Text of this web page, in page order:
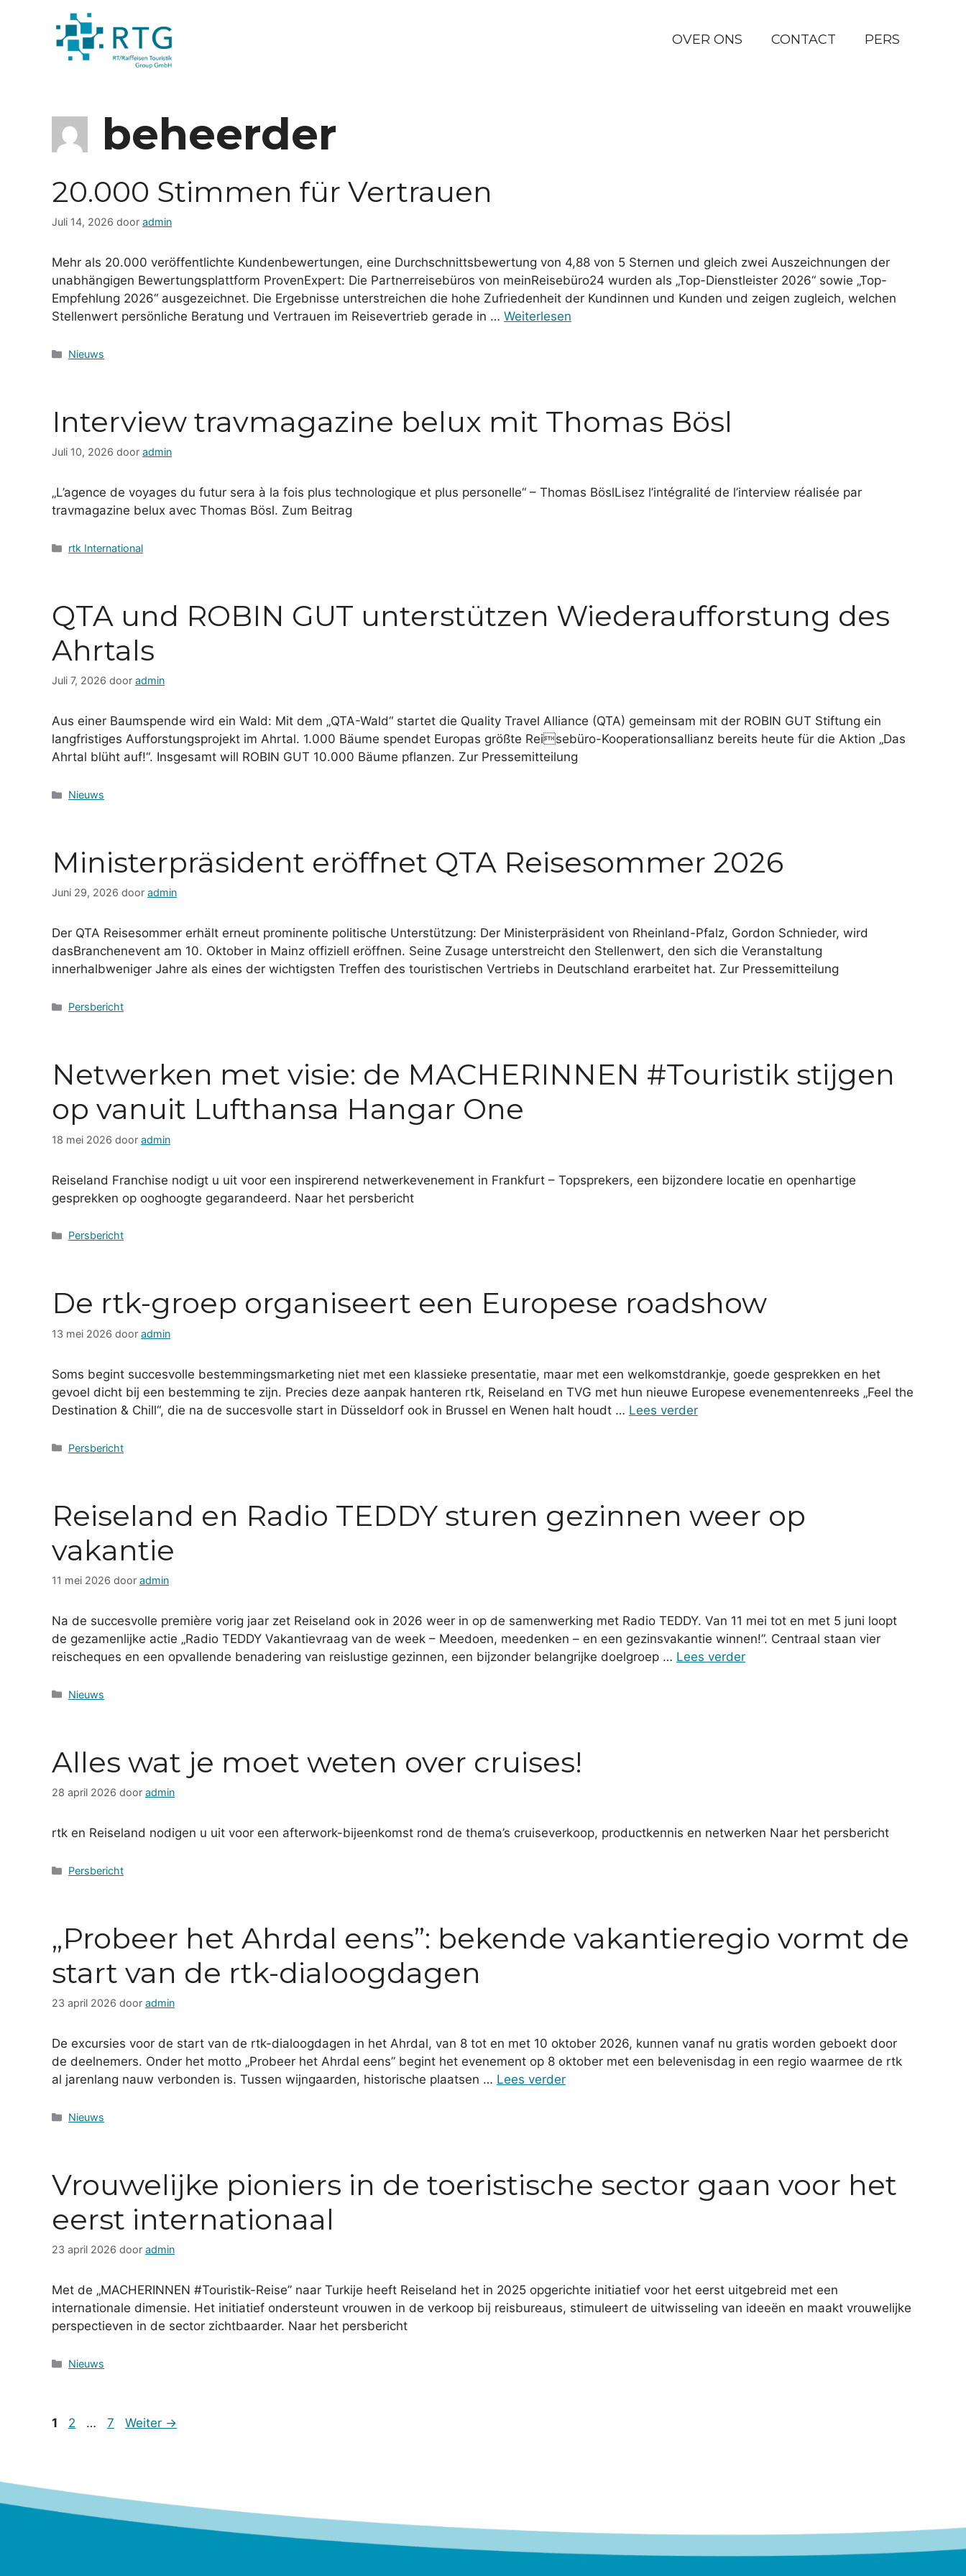
OVER ONS CONTACT PERS
beheerder
20.000 Stimmen für Vertrauen
Juli 14, 2026 door admin
Mehr als 20.000 veröffentlichte Kundenbewertungen, eine Durchschnittsbewertung von 4,88 von 5 Sternen und gleich zwei Auszeichnungen der
unabhängigen Bewertungsplattform ProvenExpert: Die Partnerreisebüros von meinReisebüro24 wurden als „Top-Dienstleister 2026“ sowie „Top-
Empfehlung 2026“ ausgezeichnet. Die Ergebnisse unterstreichen die hohe Zufriedenheit der Kundinnen und Kunden und zeigen zugleich, welchen
Stellenwert persönliche Beratung und Vertrauen im Reisevertrieb gerade in … Weiterlesen
Categorieën
Nieuws
Interview travmagazine belux mit Thomas Bösl
Juli 10, 2026 door admin
„L’agence de voyages du futur sera à la fois plus technologique et plus personelle“ – Thomas BöslLisez l’intégralité de l’interview réalisée par
travmagazine belux avec Thomas Bösl. Zum Beitrag
Categorieën
rtk International
QTA und ROBIN GUT unterstützen Wiederaufforstung des
Ahrtals
Juli 7, 2026 door admin
Aus einer Baumspende wird ein Wald: Mit dem „QTA-Wald“ startet die Quality Travel Alliance (QTA) gemeinsam mit der ROBIN GUT Stiftung ein
langfristiges Aufforstungsprojekt im Ahrtal. 1.000 Bäume spendet Europas größte Reisebüro-Kooperationsallianz bereits heute für die Aktion „Das
Ahrtal blüht auf!“. Insgesamt will ROBIN GUT 10.000 Bäume pflanzen. Zur Pressemitteilung
Categorieën
Nieuws
Ministerpräsident eröffnet QTA Reisesommer 2026
Juni 29, 2026 door admin
Der QTA Reisesommer erhält erneut prominente politische Unterstützung: Der Ministerpräsident von Rheinland-Pfalz, Gordon Schnieder, wird
dasBranchenevent am 10. Oktober in Mainz offiziell eröffnen. Seine Zusage unterstreicht den Stellenwert, den sich die Veranstaltung
innerhalbweniger Jahre als eines der wichtigsten Treffen des touristischen Vertriebs in Deutschland erarbeitet hat. Zur Pressemitteilung
Categorieën
Persbericht
Netwerken met visie: de MACHERINNEN #Touristik stijgen
op vanuit Lufthansa Hangar One
18 mei 2026 door admin
Reiseland Franchise nodigt u uit voor een inspirerend netwerkevenement in Frankfurt – Topsprekers, een bijzondere locatie en openhartige
gesprekken op ooghoogte gegarandeerd. Naar het persbericht
Categorieën
Persbericht
De rtk-groep organiseert een Europese roadshow
13 mei 2026 door admin
Soms begint succesvolle bestemmingsmarketing niet met een klassieke presentatie, maar met een welkomstdrankje, goede gesprekken en het
gevoel dicht bij een bestemming te zijn. Precies deze aanpak hanteren rtk, Reiseland en TVG met hun nieuwe Europese evenementenreeks „Feel the
Destination & Chill“, die na de succesvolle start in Düsseldorf ook in Brussel en Wenen halt houdt … Lees verder
Categorieën
Persbericht
Reiseland en Radio TEDDY sturen gezinnen weer op
vakantie
11 mei 2026 door admin
Na de succesvolle première vorig jaar zet Reiseland ook in 2026 weer in op de samenwerking met Radio TEDDY. Van 11 mei tot en met 5 juni loopt
de gezamenlijke actie „Radio TEDDY Vakantievraag van de week – Meedoen, meedenken – en een gezinsvakantie winnen!”. Centraal staan vier
reischeques en een opvallende benadering van reislustige gezinnen, een bijzonder belangrijke doelgroep … Lees verder
Categorieën
Nieuws
Alles wat je moet weten over cruises!
28 april 2026 door admin
rtk en Reiseland nodigen u uit voor een afterwork-bijeenkomst rond de thema’s cruiseverkoop, productkennis en netwerken Naar het persbericht
Categorieën
Persbericht
„Probeer het Ahrdal eens”: bekende vakantieregio vormt de
start van de rtk-dialoogdagen
23 april 2026 door admin
De excursies voor de start van de rtk-dialoogdagen in het Ahrdal, van 8 tot en met 10 oktober 2026, kunnen vanaf nu gratis worden geboekt door
de deelnemers. Onder het motto „Probeer het Ahrdal eens” begint het evenement op 8 oktober met een belevenisdag in een regio waarmee de rtk
al jarenlang nauw verbonden is. Tussen wijngaarden, historische plaatsen … Lees verder
Categorieën
Nieuws
Vrouwelijke pioniers in de toeristische sector gaan voor het
eerst internationaal
23 april 2026 door admin
Met de „MACHERINNEN #Touristik-Reise” naar Turkije heeft Reiseland het in 2025 opgerichte initiatief voor het eerst uitgebreid met een
internationale dimensie. Het initiatief ondersteunt vrouwen in de verkoop bij reisbureaus, stimuleert de uitwisseling van ideeën en maakt vrouwelijke
perspectieven in de sector zichtbaarder. Naar het persbericht
Categorieën
Nieuws
Seite
1 Seite
2 … Seite
7 Weiter →